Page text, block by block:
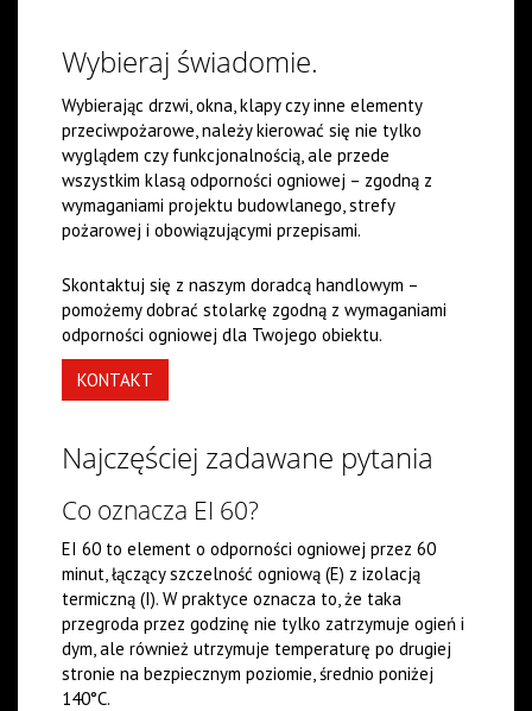
Wybieraj świadomie.
Wybierając drzwi, okna, klapy czy inne elementy
przeciwpożarowe, należy kierować się nie tylko
wyglądem czy funkcjonalnością, ale przede
wszystkim klasą odporności ogniowej – zgodną z
wymaganiami projektu budowlanego, strefy
pożarowej i obowiązującymi przepisami.
Skontaktuj się z naszym doradcą handlowym –
pomożemy dobrać stolarkę zgodną z wymaganiami
odporności ogniowej dla Twojego obiektu.
KONTAKT
Najczęściej zadawane pytania
Co oznacza EI 60?
EI 60 to element o odporności ogniowej przez 60
minut, łączący szczelność ogniową (E) z izolacją
termiczną (I). W praktyce oznacza to, że taka
przegroda przez godzinę nie tylko zatrzymuje ogień i
dym, ale również utrzymuje temperaturę po drugiej
stronie na bezpiecznym poziomie, średnio poniżej
140°C.